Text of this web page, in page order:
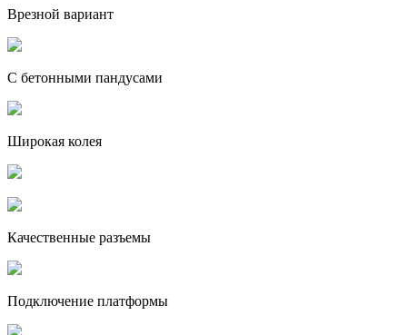
Врезной вариант
С бетонными пандусами
Широкая колея
Качественные разъемы
Подключение платформы